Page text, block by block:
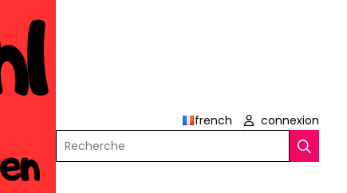
french
connexion
Recherche